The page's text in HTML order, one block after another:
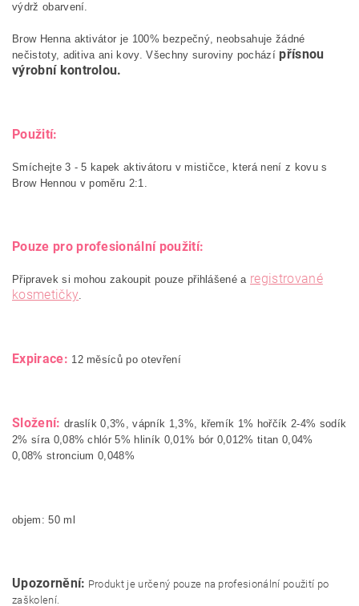
výdrž obarvení.
Brow Henna aktivátor je 100% bezpečný, neobsahuje žádné
nečistoty, aditiva ani kovy. Všechny suroviny pocházípřísnou
výrobní kontrolou.
Použití:
Smíchejte 3 - 5 kapek aktivátoru v mističce, která není z kovu s
Brow Hennou v poměru 2:1.
Pouze pro profesionální použití:
Připravek si mohou zakoupit pouze přihlášené a registrované
kosmetičky.
Expirace: 12 měsíců po otevření
Složení: draslík 0,3%, vápník 1,3%, křemík 1% hořčík 2-4% sodík
2% síra 0,08% chlór 5% hliník 0,01% bór 0,012% titan 0,04%
0,08% stroncium 0,048%
objem: 50 ml
Upozornění: Produkt je určený pouze na profesionální použití po
zaškolení.